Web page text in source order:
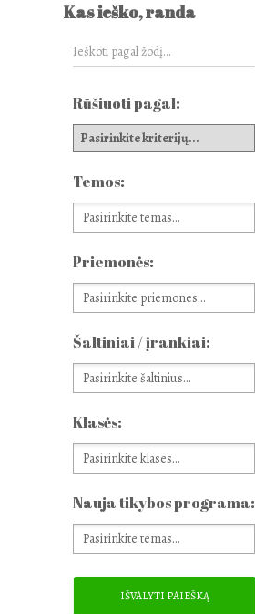
Kas ieško, randa
Rūšiuoti pagal:
Temos:
Priemonės:
Šaltiniai / įrankiai:
Klasės:
Nauja tikybos programa: